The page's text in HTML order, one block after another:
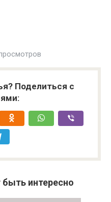
Поделиться с
интересно